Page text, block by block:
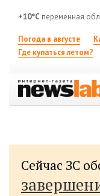
+10°C переменная
Погода в августе
Где купаться летом?
Сейчас ЗС